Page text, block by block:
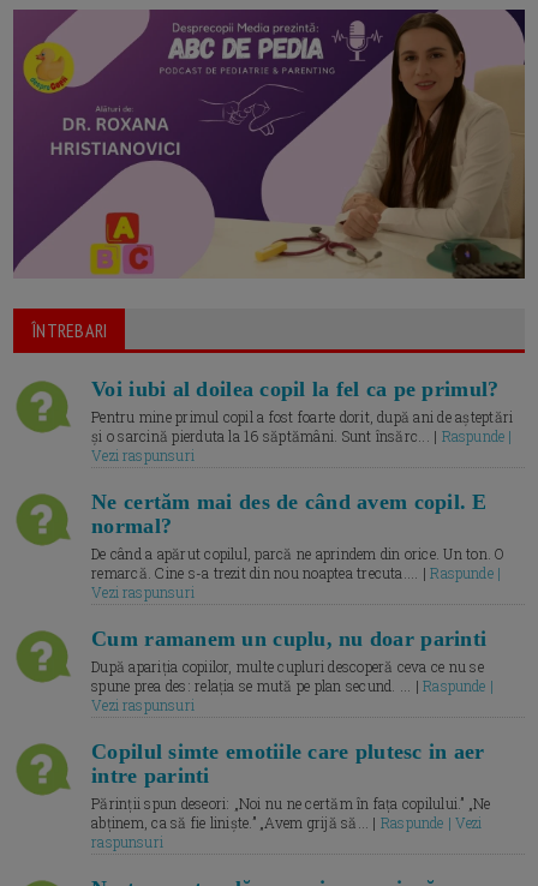
ÎNTREBARI
Voi iubi al doilea copil la fel ca pe primul?
Pentru mine primul copil a fost foarte dorit, după ani de așteptări
și o sarcină pierduta la 16 săptămâni. Sunt însărc... | Raspunde |
Vezi raspunsuri
Ne certăm mai des de când avem copil. E
normal?
De când a apărut copilul, parcă ne aprindem din orice. Un ton. O
remarcă. Cine s-a trezit din nou noaptea trecuta.... |Raspunde |
Vezi raspunsuri
Cum ramanem un cuplu, nu doar parinti
După apariția copiilor, multe cupluri descoperă ceva ce nu se
spune prea des: relația se mută pe plan secund. ... |Raspunde |
Vezi raspunsuri
Copilul simte emotiile care plutesc in aer
intre parinti
Părinții spun deseori: „Noi nu ne certăm în fața copilului.” „Ne
abținem, ca să fie liniște.” „Avem grijă să... | Raspunde | Vezi
raspunsuri